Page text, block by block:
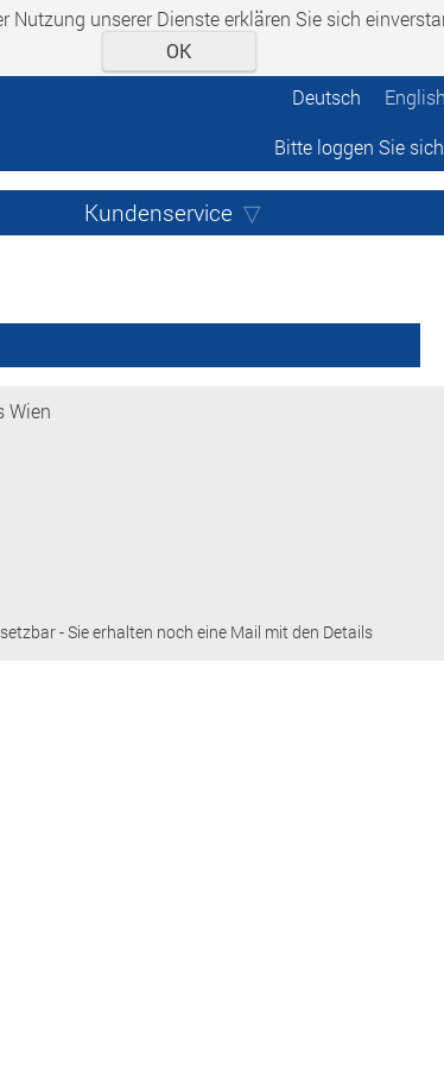
unserer Dienste erklären Sie sich
OK
Deutsch
English
Bitte loggen Sie
Kundenservice
Wien
- Sie erhalten noch eine Mail mit den Details